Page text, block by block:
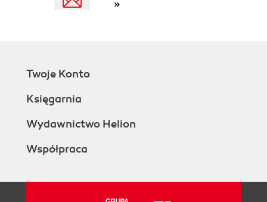
»
Twoje Konto
Księgarnia
Wydawnictwo Helion
Współpraca